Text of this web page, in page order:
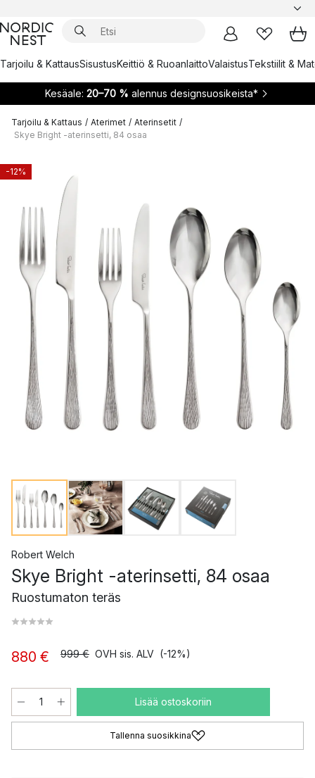
Tarjoilu & KattausSisustusKeittiö & RuoanlaittoValaistusTekstiilit &
Kesäale: 20–70 % alennus designsuosikeista*
Tarjoilu & Kattaus / Aterimet / Aterinsetit /
Skye Bright -aterinsetti, 84 osaa
-12%
Robert Welch
Skye Bright -aterinsetti, 84 osaa
Ruostumaton teräs
880 € 999 € OVH sis. ALV (-12%)
Lisää ostoskoriin
Tallenna suosikkina